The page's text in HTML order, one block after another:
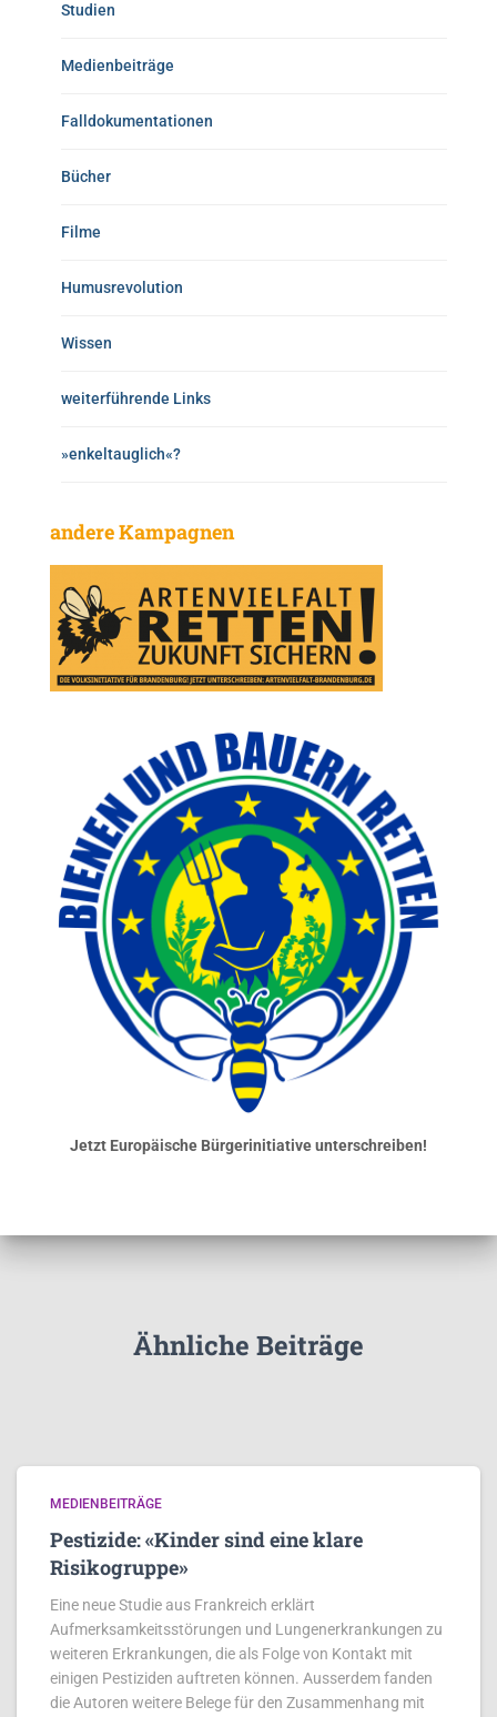
Studien
Medienbeiträge
Falldokumentationen
Bücher
Filme
Humusrevolution
Wissen
weiterführende Links
»enkeltauglich«?
andere Kampagnen
Jetzt Europäische Bürgerinitiative unterschreiben!
Ähnliche Beiträge
MEDIENBEITRÄGE
Pestizide: «Kinder sind eine klare
Risikogruppe»
Eine neue Studie aus Frankreich erklärt
Aufmerksamkeitsstörungen und Lungenerkrankungen zu
weiteren Erkrankungen, die als Folge von Kontakt mit
einigen Pestiziden auftreten können. Ausserdem fanden
die Autoren weitere Belege für den Zusammenhang mit